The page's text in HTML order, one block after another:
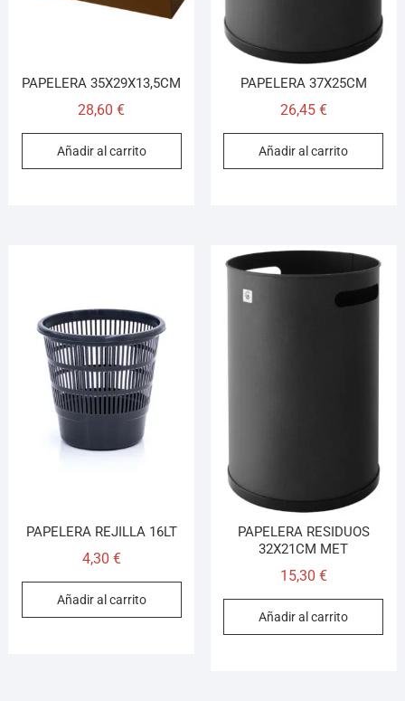
PAPELERA 35X29X13,5CM
28,60€
Añadir al carrito
PAPELERA 37X25CM
26,45 €
Añadir al carrito
PAPELERA REJILLA 16LT
4,30 €
Añadir al carrito
PAPELERA RESIDUOS
32X21CM MET
15,30 €
Añadir al carrito
aunque no sepas el nombre exacto